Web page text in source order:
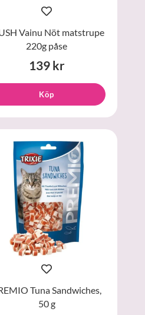
Vainu Nöt matstrupe
220g påse
139 kr
Köp
Tuna Sandwiches,
50 g